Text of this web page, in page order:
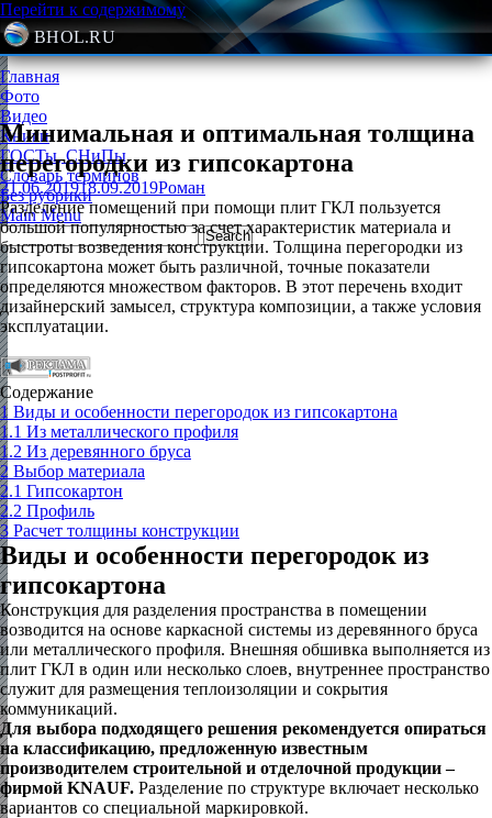
Перейти к содержимому
BHOL.RU
Главная
Фото
Видео
Книги
ГОСТы, СНиПы
Словарь терминов
Без рубрики
Main Menu
Минимальная и оптимальная толщина
перегородки из гипсокартона
21.06.201918.09.2019Роман
Разделение помещений при помощи плит ГКЛ пользуется
большой популярностью за счет характеристик материала и
быстроты возведения конструкции. Толщина перегородки из
гипсокартона может быть различной, точные показатели
определяются множеством факторов. В этот перечень входит
дизайнерский замысел, структура композиции, а также условия
эксплуатации.
Содержание
1 Виды и особенности перегородок из гипсокартона
1.1 Из металлического профиля
1.2 Из деревянного бруса
2 Выбор материала
2.1 Гипсокартон
2.2 Профиль
3 Расчет толщины конструкции
Виды и особенности перегородок из
гипсокартона
Конструкция для разделения пространства в помещении
возводится на основе каркасной системы из деревянного бруса
или металлического профиля. Внешняя обшивка выполняется из
плит ГКЛ в один или несколько слоев, внутреннее пространство
служит для размещения теплоизоляции и сокрытия
коммуникаций.
Для выбора подходящего решения рекомендуется опираться
на классификацию, предложенную известным
производителем строительной и отделочной продукции –
фирмой KNAUF. Разделение по структуре включает несколько
вариантов со специальной маркировкой.